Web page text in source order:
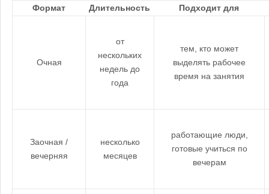
Формат Длительность Подходит для
Очная
от
нескольких
недель до
года
тем, кто может
выделять рабочее
время на занятия
Заочная /
вечерняя
несколько
месяцев
работающие люди,
готовые учиться по
вечерам